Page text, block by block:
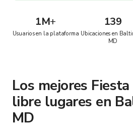
1M+
Usuarios en la plataforma
139
Ubicaciones en
MD
Los mejores
libre lugares en
MD